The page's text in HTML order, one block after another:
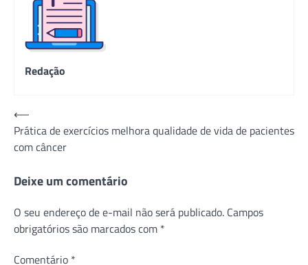
Redação
Navegação
de
Post
⟵
Prática de exercícios melhora qualidade de vida de pacientes
com câncer
Deixe um comentário
O seu endereço de e-mail não será publicado. Campos
obrigatórios são marcados com *
Comentário *